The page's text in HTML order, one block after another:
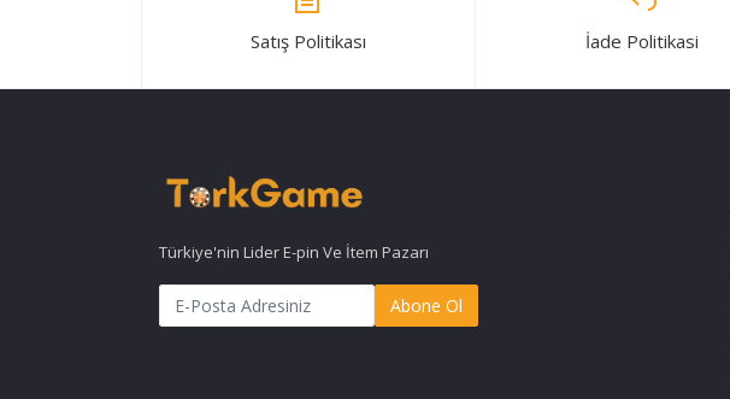
Satış Politikası İade Politikasi
Türkiye'nin Lider E-pin Ve İtem Pazarı
Abone Ol